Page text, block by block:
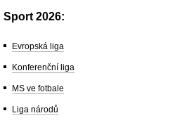
Sport 2026:
Evropská liga
Konferenční liga
MS ve fotbale
Liga národů